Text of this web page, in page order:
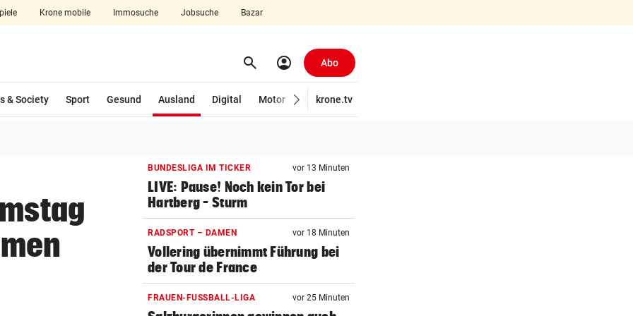
Krone mobile Immosuche Jobsuche Bazar
aufklappen search Suchen
account_circle Abo
& Society Sport Gesund Ausland
Digital
Motor Wirtschaft
krone.tv
BUNDESLIGA IM TICKER vor 13 Minuten
LIVE: Pause! Noch kein Tor bei
Hartberg – Sturm
RADSPORT – DAMEN vor 18 Minuten
Vollering übernimmt Führung bei
der Tour de France
FRAUEN-FUSSBALL-LIGA vor 25 Minuten